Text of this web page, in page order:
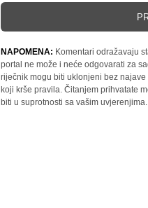
NAPOMENA: Komentari odražavaju
portal ne može i neće odgovarati za
riječnik mogu biti uklonjeni bez
koji krše pravila. Čitanjem prihvatate
biti u suprotnosti sa vašim uvjerenjima.